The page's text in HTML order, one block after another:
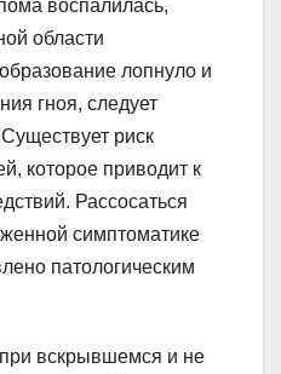
воспалилась,
области
лопнуло и
гноя, следует
Существует риск
которое приводит к
Рассосаться
симптоматике
патологическим
вскрывшемся и не